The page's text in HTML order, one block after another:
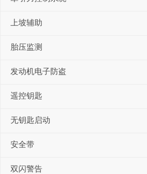
上坡辅助
胎压监测
发动机电子防盗
遥控钥匙
无钥匙启动
安全带
双闪警告